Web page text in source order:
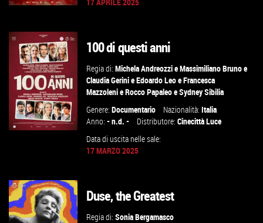
VAI ALLA SCHEDA
VAI ALLA SCHEDA
100 di questi anni
Regia di:Michela AndreozzieMassimiliano Brunoe
Claudia GerinieEdoardo LeoeFrancesca
MazzolenieRocco PapaleoeSydney Sibilia
Genere:Documentario Nazionalità:Italia
Anno:- n.d. - Distributore:Cinecittà Luce
Data di uscita nelle sale:
17 MARZO 2025
Duse, the Greatest
Regia di:Sonia Bergamasco